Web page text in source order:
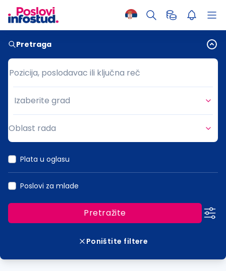
Pretraga
Pozicija, poslodavac ili ključna reč
Pozicija, poslodavac ili ključna reč
Grad
Izaberite grad
Oblast rada
Plata u oglasu
Poslovi za mlade
Pretražite
Poništite filtere